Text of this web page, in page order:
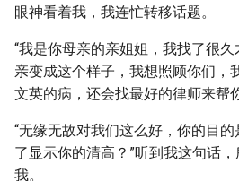
眼神看着我，我连忙转移话题。
“我是你母亲的亲姐姐，我找了很
亲变成这个样子，我想照顾你们，
文英的病，还会找最好的律师来帮
“无缘无故对我们这么好，你的目
了显示你的清高？”听到我这句话
我。